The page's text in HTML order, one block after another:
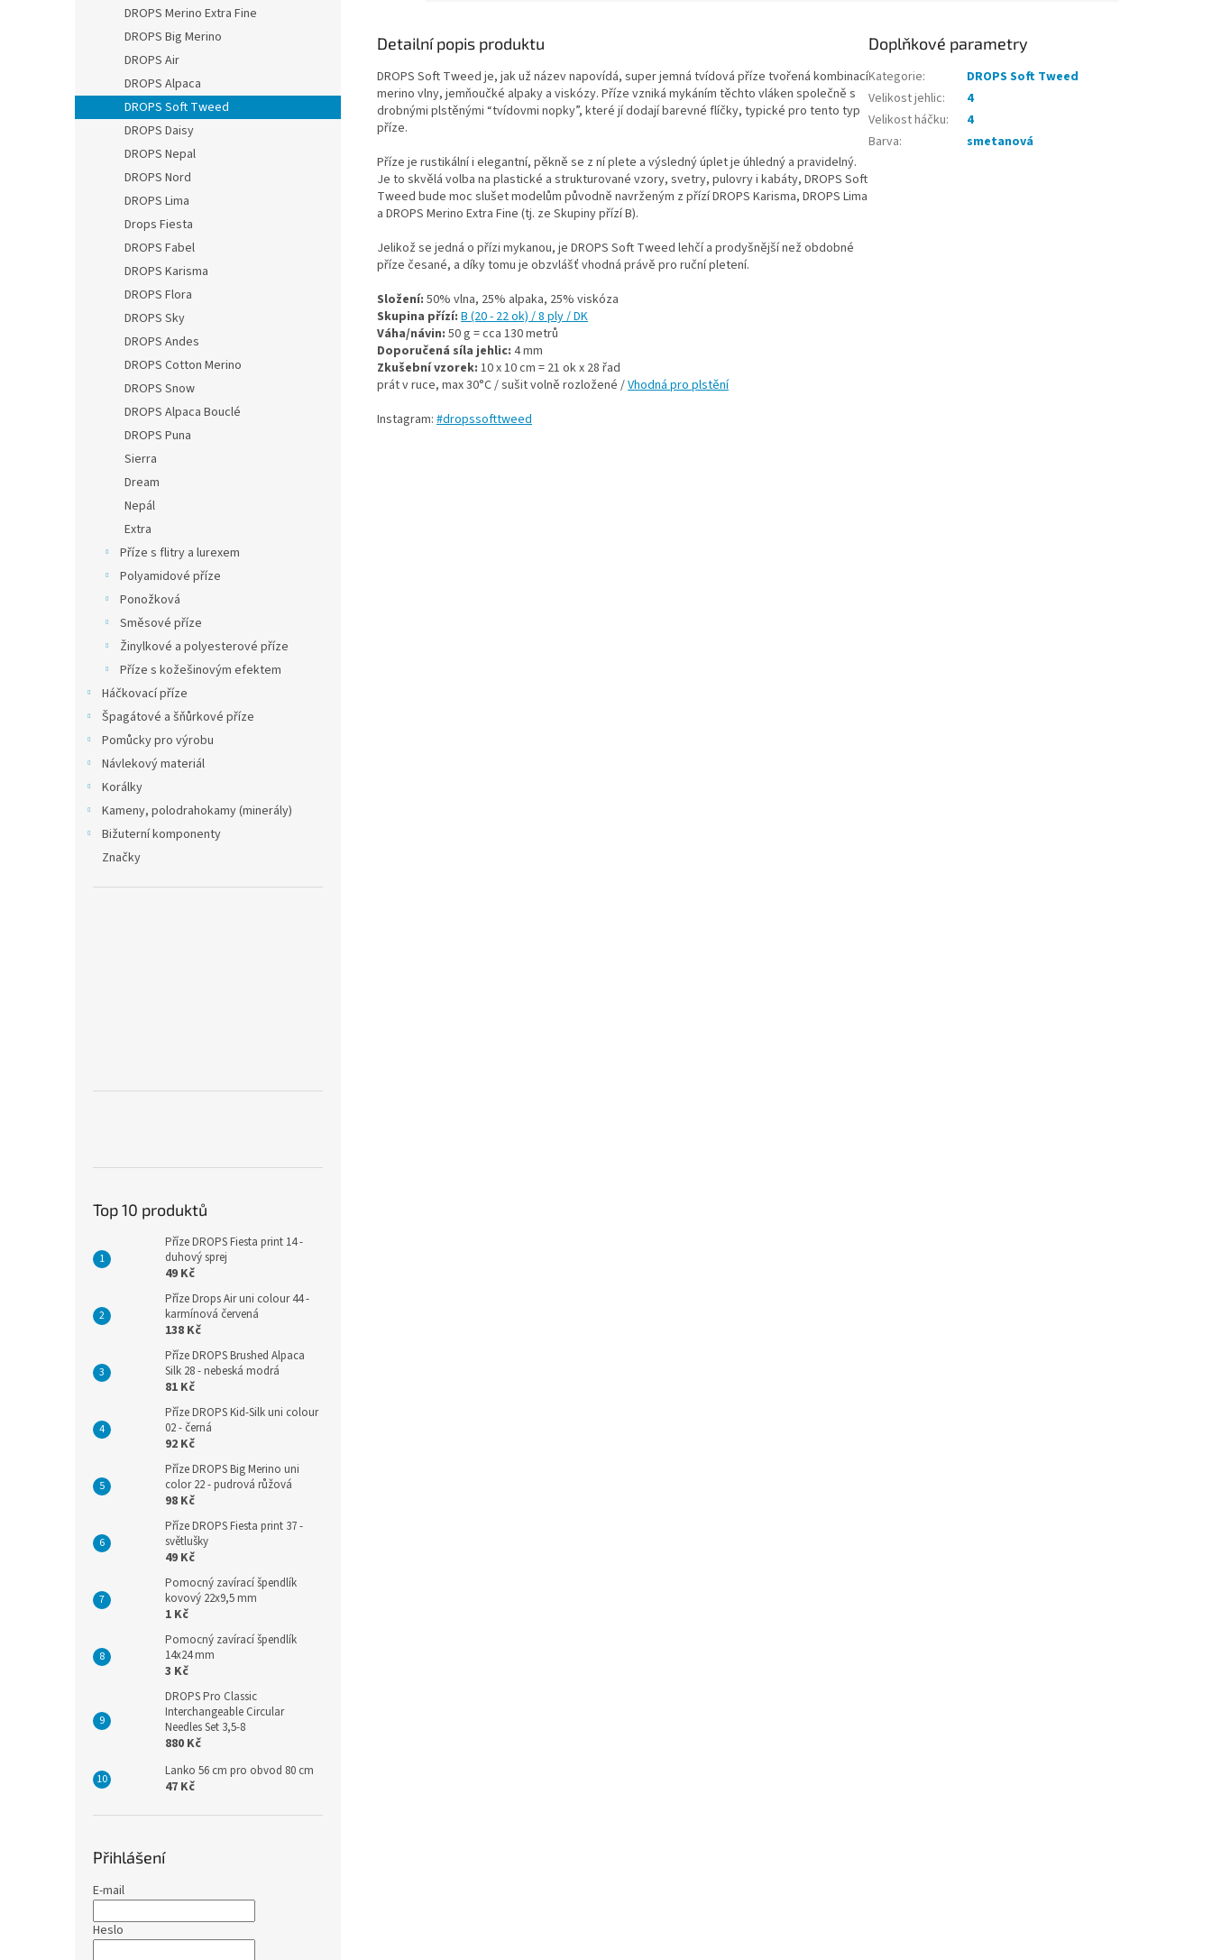
DROPS Merino Extra Fine
DROPS Big Merino
DROPS Air
DROPS Alpaca
DROPS Soft Tweed
DROPS Daisy
DROPS Nepal
DROPS Nord
DROPS Lima
Drops Fiesta
DROPS Fabel
DROPS Karisma
DROPS Flora
DROPS Sky
DROPS Andes
DROPS Cotton Merino
DROPS Snow
DROPS Alpaca Bouclé
DROPS Puna
Sierra
Dream
Nepál
Extra
Příze s flitry a lurexem
Polyamidové příze
Ponožková
Směsové příze
Žinylkové a polyesterové příze
Příze s kožešinovým efektem
Háčkovací příze
Špagátové a šňůrkové příze
Pomůcky pro výrobu
Návlekový materiál
Korálky
Kameny, polodrahokamy (minerály)
Bižuterní komponenty
Značky
Top 10 produktů
Příze DROPS Fiesta print 14 -
duhový sprej
49 Kč
Příze Drops Air uni colour 44 -
karmínová červená
138 Kč
Příze DROPS Brushed Alpaca
Silk 28 - nebeská modrá
81 Kč
Příze DROPS Kid-Silk uni colour
02 - černá
92 Kč
Příze DROPS Big Merino uni
color 22 - pudrová růžová
98 Kč
Příze DROPS Fiesta print 37 -
světlušky
49 Kč
Pomocný zavírací špendlík
kovový 22x9,5 mm
1 Kč
Pomocný zavírací špendlík
14x24 mm
3 Kč
DROPS Pro Classic
Interchangeable Circular
Needles Set 3,5-8
880 Kč
Lanko 56 cm pro obvod 80 cm
47 Kč
Přihlášení
E-mail
Heslo
Detailní popis produktu
DROPS Soft Tweed je, jak už název napovídá, super jemná tvídová příze tvořená kombinací
merino vlny, jemňoučké alpaky a viskózy. Příze vzniká mykáním těchto vláken společně s
drobnými plstěnými “tvídovmi nopky”, které jí dodají barevné flíčky, typické pro tento typ
příze.
Příze je rustikální i elegantní, pěkně se z ní plete a výsledný úplet je úhledný a pravidelný.
Je to skvělá volba na plastické a strukturované vzory, svetry, pulovry i kabáty, DROPS Soft
Tweed bude moc slušet modelům původně navrženým z přízí DROPS Karisma, DROPS Lima
a DROPS Merino Extra Fine (tj. ze Skupiny přízí B).
Jelikož se jedná o přízi mykanou, je DROPS Soft Tweed lehčí a prodyšnější než obdobné
příze česané, a díky tomu je obzvlášť vhodná právě pro ruční pletení.
Složení: 50% vlna, 25% alpaka, 25% viskóza
Skupina přízí: B (20 - 22 ok) / 8 ply / DK
Váha/návin: 50 g = cca 130 metrů
Doporučená síla jehlic: 4 mm
Zkušební vzorek: 10 x 10 cm = 21 ok x 28 řad
prát v ruce, max 30°C / sušit volně rozložené /Vhodná pro plstění
Instagram: #dropssofttweed
Doplňkové parametry
Kategorie:
DROPS Soft Tweed
Velikost jehlic:
4
Velikost háčku:
4
Barva: smetanová